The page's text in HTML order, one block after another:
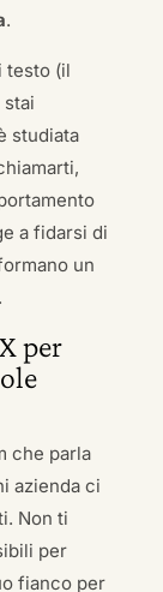
.
testo (il
studiata
a fidarsi di
un
per
che parla
azienda ci
Non ti
per
fianco per